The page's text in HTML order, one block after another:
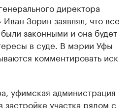
директора
Иван Зорин заявлял , что все
законными и она будет
в суде. В мэрии Уфы
комментировать иск
уфимская администрация
застройке участка рядом с